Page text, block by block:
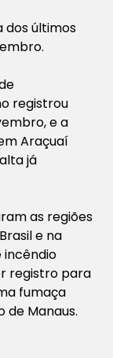
dos últimos
registrou
e a
Araçuaí
já
as regiões
e na
incêndio
registro para
fumaça
de Manaus.